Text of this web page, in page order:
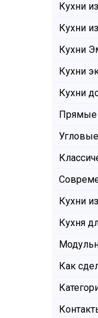
Кухни
Кухни
Кухни
Кухни
Кухни
Прямые
Кухни
Кухня
Как